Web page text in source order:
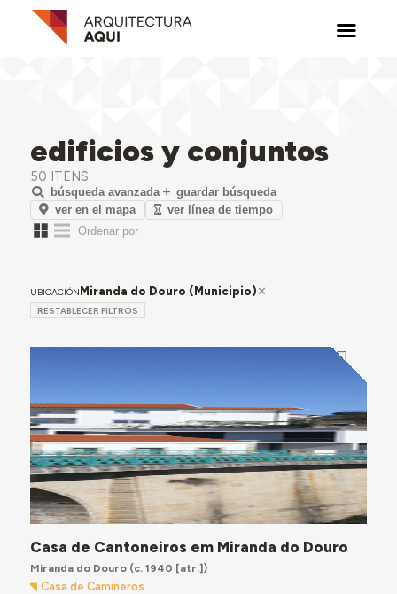
edificios y conjuntos
50 ITENS
búsqueda avanzada
guardar búsqueda
ver en el mapa
ver línea de tiempo
UBICACIÓNMiranda do Douro (Municipio)
RESTABLECER FILTROS
Casa de Cantoneiros em Miranda do Douro
Miranda do Douro(c. 1940 [atr.])
Casa de Camineros